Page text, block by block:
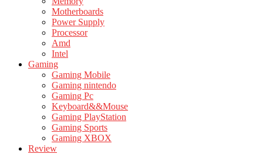
Motherboards
Power Supply
Processor
Amd
Intel
Gaming
Gaming Mobile
Gaming nintendo
Gaming Pc
Keyboard&&Mouse
Gaming PlayStation
Gaming Sports
Gaming XBOX
Review